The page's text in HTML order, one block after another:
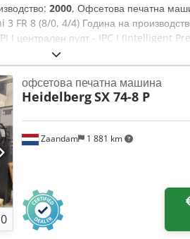
2000, Офсетова печатна
8 (8/0, 4/4) Година на
I централен пулт - IPC I (Intelligent
- Mitsubishi MCCS конзола за
Stop листоподаващ механизъм -
секции: 8 - Машина с обръщател:
- Mitsubishi непрекъсната
- Автоматично почистване на
- Темпериране на
производителност (бр./ч):
720 x 1020 Минимален размер на
формат (мм): 710 x 1020 (700 x 1020
Максимална дебелина на хартията
Zaandam 1 881 km
офсетова печатна машина
HeidelbergSX 74-8 P